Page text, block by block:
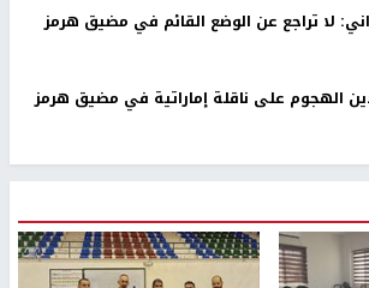
لا تراجع عن الوضع القائم في مضيق هرمز
الهجوم على ناقلة إماراتية في مضيق هرمز